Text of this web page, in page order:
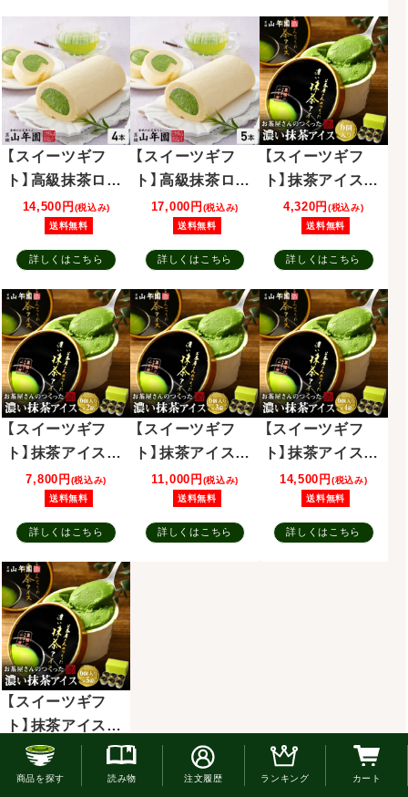
【スイーツギフ
ト】高級抹茶ロー
ルケーキ 4本セ
14,500円 (税込み)
送料無料
詳しくはこちら
【スイーツギフ
ト】高級抹茶ロー
ルケーキ 5本セ
17,000円 (税込み)
送料無料
詳しくはこちら
【スイーツギフ
ト】抹茶アイス (6
個入り)
4,320円(税込み)
送料無料
詳しくはこちら
【スイーツギフ
ト】抹茶アイス (6
個入り) ×2箱セッ
7,800円 (税込み)
送料無料
詳しくはこちら
【スイーツギフ
ト】抹茶アイス (6
個入り) ×3箱セッ
11,000円 (税込み)
送料無料
詳しくはこちら
【スイーツギフ
ト】抹茶アイス (6
個入り) ×4箱セッ
14,500円 (税込み)
送料無料
詳しくはこちら
【スイーツギフ
ト】抹茶アイス (6
個入り) ×5箱セッ
ト
17,000円
(税込み)お電話でのご注文はこちら
商品を探す 読み物 注文履歴 ランキング カート